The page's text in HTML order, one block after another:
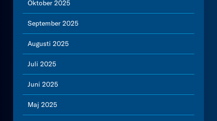
Oktober 2025
September 2025
Augusti 2025
Juli 2025
Juni 2025
Maj 2025